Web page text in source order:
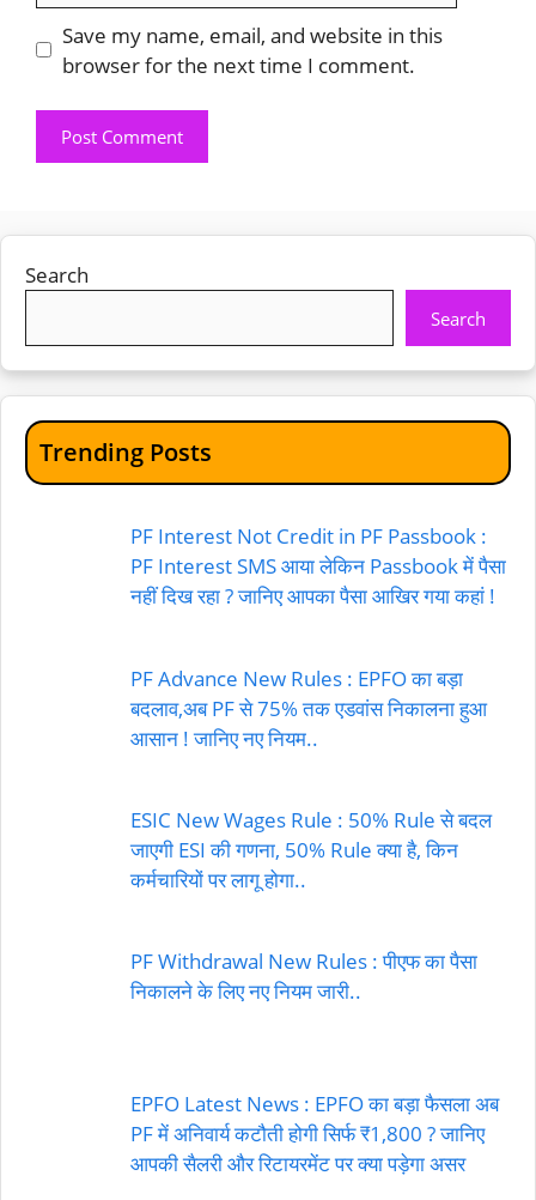
Save my name, email, and website in this
browser for the next time I comment.
Search
Search
Trending Posts
PF Interest Not Credit in PF Passbook :
PF Interest SMS आया लेकिन Passbook में पैसा
नहीं दिख रहा ? जानिए आपका पैसा आखिर गया कहां !
PF Advance New Rules : EPFO का बड़ा
बदलाव,अब PF से 75% तक एडवांस निकालना हुआ
आसान ! जानिए नए नियम..
ESIC New Wages Rule : 50% Rule से बदल
जाएगी ESI की गणना, 50% Rule क्या है, किन
कर्मचारियों पर लागू होगा..
PF Withdrawal New Rules : पीएफ का पैसा
निकालने के लिए नए नियम जारी..
EPFO Latest News : EPFO का बड़ा फैसला अब
PF में अनिवार्य कटौती होगी सिर्फ ₹1,800 ? जानिए
आपकी सैलरी और रिटायरमेंट पर क्या पड़ेगा असर